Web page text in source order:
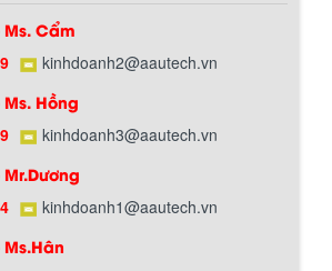
Ms. Cẩm
kinhdoanh2@aautech.vn
Hồng
kinhdoanh3@aautech.vn
kinhdoanh1@aautech.vn
dẫn thanh toán mua hàng